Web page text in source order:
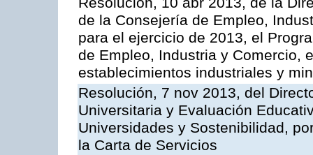
de la Consejería de Empleo,
para el ejercicio de 2013, el
de Empleo, Industria y Comercio,
establecimientos industriales y
Resolución, 7 nov 2013, del
Universitaria y Evaluación
Universidades y Sostenibilidad,
la Carta de Servicios